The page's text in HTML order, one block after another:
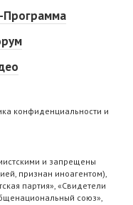
Программа
конфиденциальности и
и запрещены
признан иноагентом),
партия», «Свидетели
союз»,